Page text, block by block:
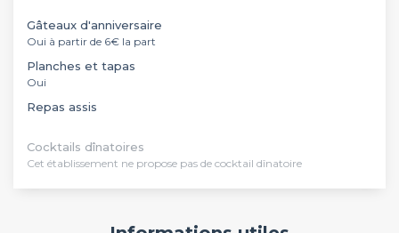
Gâteaux d'anniversaire
Oui à partir de 6€ la part
Planches et tapas
Oui
Repas assis
Cocktails dînatoires
Cet établissement ne propose pas de cocktail dînatoire